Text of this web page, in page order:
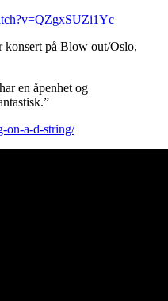
konsert på Blow out/Oslo,
en åpenhet og
on-a-d-string/